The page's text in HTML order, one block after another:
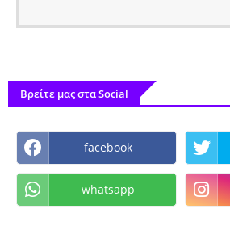
Βρείτε μας στα Social
facebook
whatsapp